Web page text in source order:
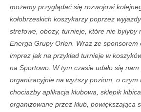
możemy przyglądać się rozwojowi
kołobrzeskich koszykarzy poprzez
strefowe, obozy, turnieje, które nie byłyby
Energa Grupy Orlen. Wraz ze sponsorem
imprez jak na przykład turnieje w
na Sportowo. W tym czasie udało się
organizacyjnie na wyższy poziom, o czym
chociażby aplikacja klubowa, sklepik
organizowane przez klub, powiększająca